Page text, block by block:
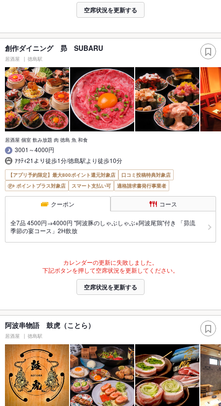
空席状況を更新する
創作ダイニング 昴 SUBARU
居酒屋 徳島駅
居酒屋 個室 飲み放題 肉 徳島 魚 和食
3001～4000円
ｱｸﾃｨ21より徒歩1分/徳島駅より徒歩10分
【アプリ予約限定】最大800ポイント還元対象店
口コミ投稿特典対象店
ポイントプラス対象店
スマート支払い可 適格請求書発行事業者
クーポン コース
全7品 4500円→4000円 "阿波豚のしゃぶしゃぶ+阿波尾鶏"付き 「昴流
季節の宴コース」2H飲放
カレンダーの更新に失敗しました。
下記ボタンを押して空席状況を更新してください。
空席状況を更新する
阿波串物語 鼓虎（ことら）
居酒屋 徳島駅